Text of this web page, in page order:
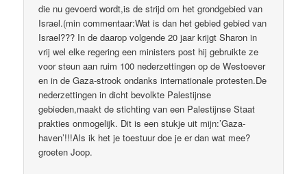
die nu gevoerd wordt,is de strijd om het grondgebied van
Israel.(min commentaar:Wat is dan het gebied gebied van
Israel??? In de daarop volgende 20 jaar krijgt Sharon in
vrij wel elke regering een ministers post hij gebruikte ze
voor steun aan ruim 100 nederzettingen op de Westoever
en in de Gaza-strook ondanks internationale protesten.De
nederzettingen in dicht bevolkte Palestijnse
gebieden,maakt de stichting van een Palestijnse Staat
prakties onmogelijk. Dit is een stukje uit mijn:’Gaza-
haven’!!!Als ik het je toestuur doe je er dan wat mee?
groeten Joop.